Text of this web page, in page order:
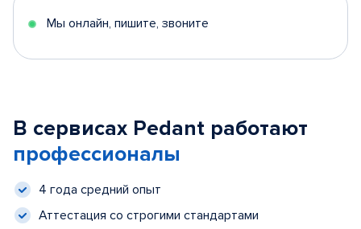
Мы онлайн, пишите, звоните
В сервисах Pedant работают
профессионалы
4 года средний опыт
Аттестация со строгими стандартами